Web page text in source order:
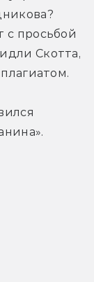
с просьбой
Скотта,